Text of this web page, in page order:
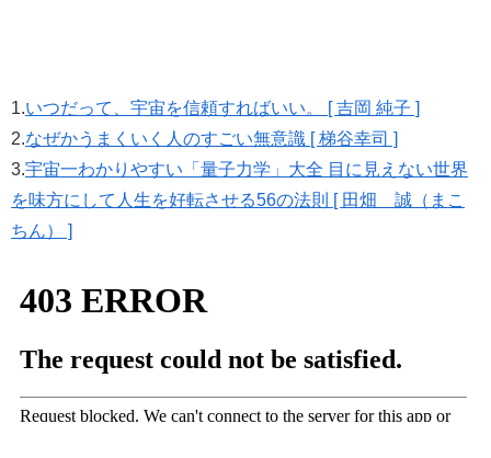
1.いつだって、宇宙を信頼すればいい。 [ 吉岡 純子 ]
2.なぜかうまくいく人のすごい無意識 [ 梯谷幸司 ]
3.宇宙一わかりやすい「量子力学」大全 目に見えない世界
を味方にして人生を好転させる56の法則 [ 田畑 誠（まこ
ちん） ]